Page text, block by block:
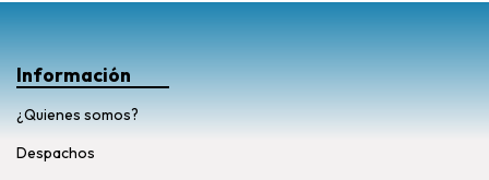
Información
¿Quienes somos?
Despachos